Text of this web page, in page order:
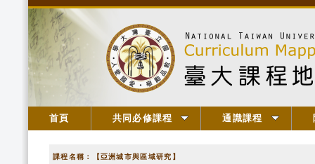
首頁 共同必修課程 通識課程
課程名稱：【亞洲城市與區域研究】